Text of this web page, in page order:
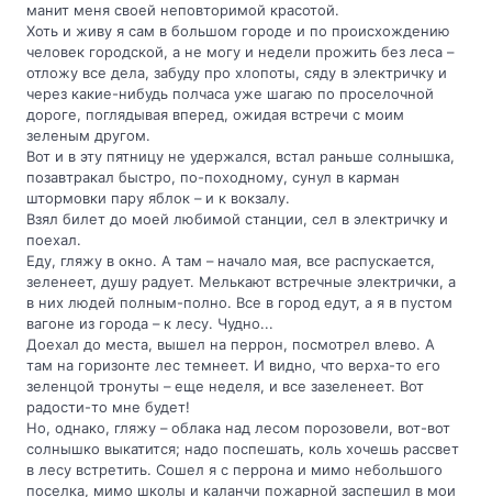
манит меня своей неповторимой красотой.
Хоть и живу я сам в большом городе и по происхождению
человек городской, а не могу и недели прожить без леса –
отложу все дела, забуду про хлопоты, сяду в электричку и
через какие-нибудь полчаса уже шагаю по проселочной
дороге, поглядывая вперед, ожидая встречи с моим
зеленым другом.
Вот и в эту пятницу не удержался, встал раньше солнышка,
позавтракал быстро, по-походному, сунул в карман
штормовки пару яблок – и к вокзалу.
Взял билет до моей любимой станции, сел в электричку и
поехал.
Еду, гляжу в окно. А там – начало мая, все распускается,
зеленеет, душу радует. Мелькают встречные электрички, а
в них людей полным-полно. Все в город едут, а я в пустом
вагоне из города – к лесу. Чудно...
Доехал до места, вышел на перрон, посмотрел влево. А
там на горизонте лес темнеет. И видно, что верха-то его
зеленцой тронуты – еще неделя, и все зазеленеет. Вот
радости-то мне будет!
Но, однако, гляжу – облака над лесом порозовели, вот-вот
солнышко выкатится; надо поспешать, коль хочешь рассвет
в лесу встретить. Сошел я с перрона и мимо небольшого
поселка, мимо школы и каланчи пожарной заспешил в мои